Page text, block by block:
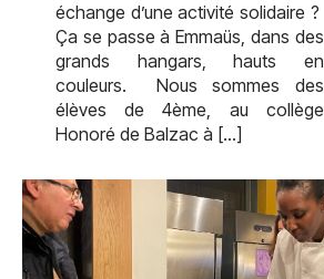
échange d’une activité solidaire ?
Ça se passe à Emmaüs, dans des
grands hangars, hauts en
couleurs. Nous sommes des
élèves de 4ème, au collège
Honoré de Balzac à […]